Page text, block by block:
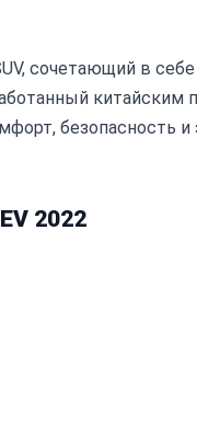
сочетающий в
китайским
безопасность и
2022